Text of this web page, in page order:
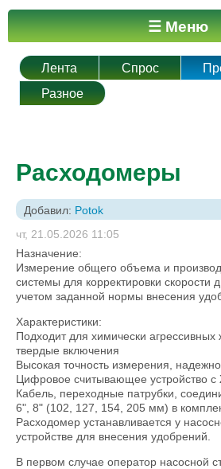
Главное меню ☰ Меню
Лента Спрос
Разное
Расходомеры
Добавил: Potok
чт, 21.05.2026 11:05
Назначение:
Измерение общего объема и
системы для корректировки скорости
учетом заданной нормы внесения
Характеристики:
Подходит для химически
твердые включения
Высокая точность измерения,
Цифровое считывающее устройство
Кабель, переходные патрубки,
6", 8" (102, 127, 154, 205 мм) в
Расходомер устанавливается у
устройстве для внесения удобрений.
В первом случае оператор насосной